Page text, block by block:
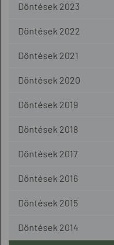
Döntések 2023
Döntések 2022
Döntések 2021
Döntések 2020
Döntések 2019
Döntések 2018
Döntések 2017
Döntések 2016
Döntések 2015
Döntések 2014